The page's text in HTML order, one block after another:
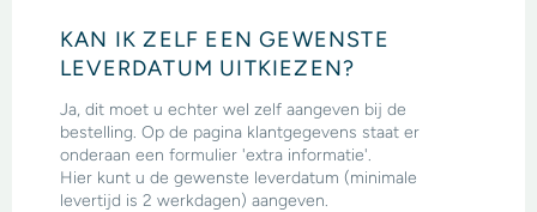
KAN IK ZELF EEN GEWENSTE
LEVERDATUM UITKIEZEN?
Ja, dit moet u echter wel zelf aangeven bij de
bestelling. Op de pagina klantgegevens staat er
onderaan een formulier 'extra informatie'.
Hier kunt u de gewenste leverdatum (minimale
levertijd is 2 werkdagen) aangeven.